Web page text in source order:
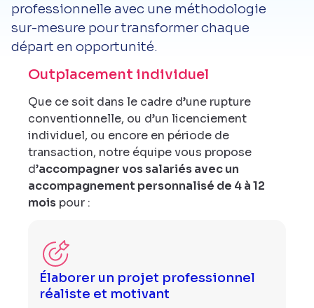
professionnelle avec une méthodologie
sur-mesure pour transformer chaque
départ en opportunité.
Outplacement individuel
Que ce soit dans le cadre d’une rupture
conventionnelle, ou d’un licenciement
individuel, ou encore en période de
transaction, notre équipe vous propose
d’accompagner vos salariés avec un
accompagnement personnalisé de 4 à 12
mois pour :
Élaborer un projet professionnel
réaliste et motivant